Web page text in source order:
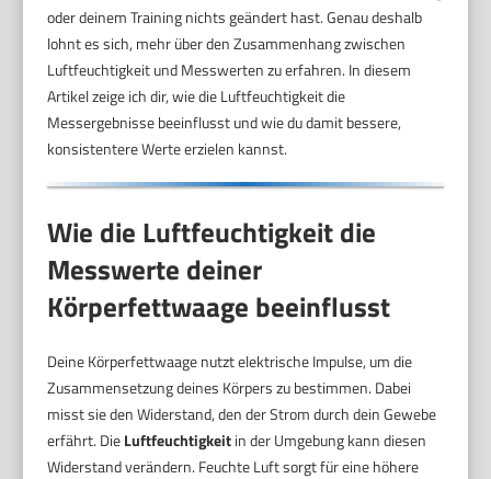
oder deinem Training nichts geändert hast. Genau deshalb
lohnt es sich, mehr über den Zusammenhang zwischen
Luftfeuchtigkeit und Messwerten zu erfahren. In diesem
Artikel zeige ich dir, wie die Luftfeuchtigkeit die
Messergebnisse beeinflusst und wie du damit bessere,
konsistentere Werte erzielen kannst.
Wie die Luftfeuchtigkeit die
Messwerte deiner
Körperfettwaage beeinflusst
Deine Körperfettwaage nutzt elektrische Impulse, um die
Zusammensetzung deines Körpers zu bestimmen. Dabei
misst sie den Widerstand, den der Strom durch dein Gewebe
erfährt. DieLuftfeuchtigkeitin der Umgebung kann diesen
Widerstand verändern. Feuchte Luft sorgt für eine höhere